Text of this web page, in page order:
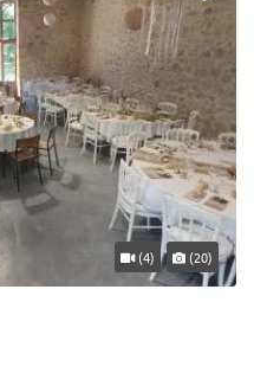
(4) (20)